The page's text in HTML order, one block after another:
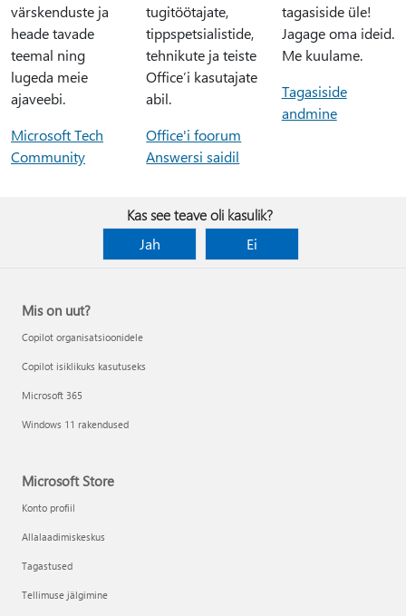
värskenduste ja
heade tavade
teemal ning
lugeda meie
ajaveebi.
Microsoft Tech
Community
tugitöötajate,
tippspetsialistide,
tehnikute ja teiste
Office’i kasutajate
abil.
Office'i foorum
Answersi saidil
tagasiside üle!
Jagage oma ideid.
Me kuulame.
Tagasiside
andmine
Kas see teave oli kasulik?
Jah
Ei
Mis on uut?
Copilot organisatsioonidele
Copilot isiklikuks kasutuseks
Microsoft 365
Windows 11 rakendused
Microsoft Store
Konto profiil
Allalaadimiskeskus
Tagastused
Tellimuse jälgimine